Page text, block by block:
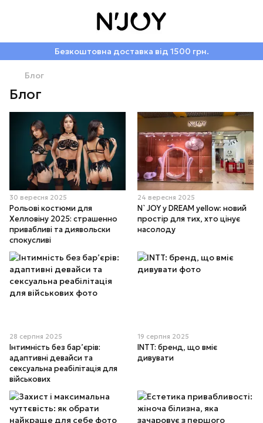
Безкоштовна доставка від 1500 грн.
Блог
Блог
30 вересня 2025
Рольові костюми для
Хелловіну 2025: страшенно
привабливі та диявольски
спокусливі
24 вересня 2025
N`JOY у DREAM yellow: новий
простір для тих, хто цінує
насолоду
28 серпня 2025
Інтимність без бар’єрів:
адаптивні девайси та
сексуальна реабілітація для
військових
19 серпня 2025
INTT: бренд, що вміє
дивувати